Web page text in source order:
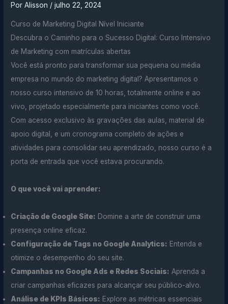
PorAlisson /julho 22, 2024
Curso de Marketing Digital Nível Iniciante
Descubra o Caminho para o Sucesso Digital: Curso Intensivo
de Marketing com matrículas abertas
Você está pronto para transformar sua pequena ou média
empresa no mundo do marketing digital? Apresentamos o
nosso curso intensivo de 10 horas, totalmente online e ao
vivo, projetado especialmente para iniciantes como você.
Com acesso exclusivo às gravações das aulas, material de
apoio digital, e um cronograma completo de ações e
atividades para consolidar seu aprendizado, nosso curso é a
porta de entrada que você estava procurando.
O que você vai aprender:
Criação de Google Site: Domine a arte de construir uma
presença online eficaz.
Configuração de Tags no Google Analytics: Entenda e
otimize o desempenho do seu site.
Campanhas no Google Ads e Redes Sociais: Aprenda a
criar campanhas eficazes para alcançar seu público-alvo.
Análise de KPIs Básicos: Explore as métricas essenciais